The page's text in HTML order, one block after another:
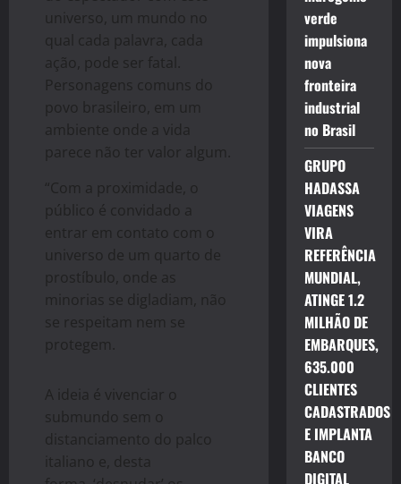
universo, um mundo no
qual cada palavra, cada
ação, pode ser fatal.
Personagens comuns do
povo brasileiro, em um
ambiente onde a vida
parece não ter valor algum.
“Com a proximidade, o
público é convidado a
entrar em contato com o
universo de um quarto de
prostíbulo, onde as
minorias se digladiam, não
se respeitam nem se
protegem.
A ideia é vivenciar o
submundo sem o
distanciamento do palco
italiano e, desta
verde
impulsiona
nova
fronteira
industrial
no Brasil
GRUPO
HADASSA
VIAGENS
VIRA
REFERÊNCIA
MUNDIAL,
ATINGE 1.2
MILHÃO DE
EMBARQUES,
635.000
CLIENTES
CADASTRADOS
E IMPLANTA
BANCO
DIGITAL